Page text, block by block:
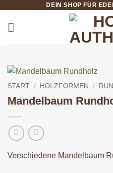
springen
DEIN SHOP FÜR
START / HOLZFORMEN /
Mandelbaum
Verschiedene Mandelbaum